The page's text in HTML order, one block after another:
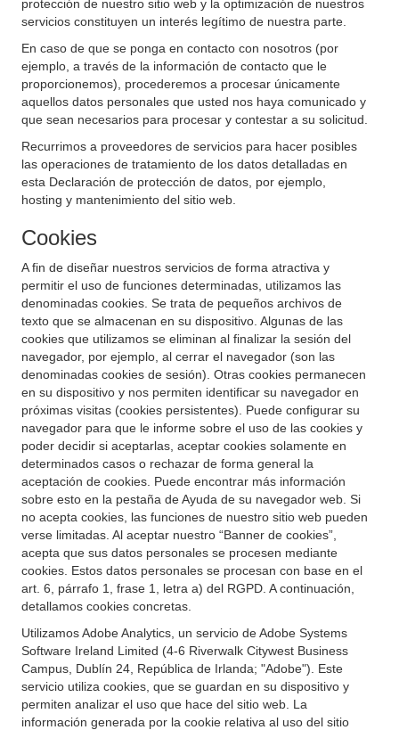
protección de nuestro sitio web y la optimización de nuestros
servicios constituyen un interés legítimo de nuestra parte.
En caso de que se ponga en contacto con nosotros (por
ejemplo, a través de la información de contacto que le
proporcionemos), procederemos a procesar únicamente
aquellos datos personales que usted nos haya comunicado y
que sean necesarios para procesar y contestar a su solicitud.
Recurrimos a proveedores de servicios para hacer posibles
las operaciones de tratamiento de los datos detalladas en
esta Declaración de protección de datos, por ejemplo,
hosting y mantenimiento del sitio web.
Cookies
A fin de diseñar nuestros servicios de forma atractiva y
permitir el uso de funciones determinadas, utilizamos las
denominadas cookies. Se trata de pequeños archivos de
texto que se almacenan en su dispositivo. Algunas de las
cookies que utilizamos se eliminan al finalizar la sesión del
navegador, por ejemplo, al cerrar el navegador (son las
denominadas cookies de sesión). Otras cookies permanecen
en su dispositivo y nos permiten identificar su navegador en
próximas visitas (cookies persistentes). Puede configurar su
navegador para que le informe sobre el uso de las cookies y
poder decidir si aceptarlas, aceptar cookies solamente en
determinados casos o rechazar de forma general la
aceptación de cookies. Puede encontrar más información
sobre esto en la pestaña de Ayuda de su navegador web. Si
no acepta cookies, las funciones de nuestro sitio web pueden
verse limitadas. Al aceptar nuestro “Banner de cookies”,
acepta que sus datos personales se procesen mediante
cookies. Estos datos personales se procesan con base en el
art. 6, párrafo 1, frase 1, letra a) del RGPD. A continuación,
detallamos cookies concretas.
Utilizamos Adobe Analytics, un servicio de Adobe Systems
Software Ireland Limited (4-6 Riverwalk Citywest Business
Campus, Dublín 24, República de Irlanda; "Adobe"). Este
servicio utiliza cookies, que se guardan en su dispositivo y
permiten analizar el uso que hace del sitio web. La
información generada por la cookie relativa al uso del sitio